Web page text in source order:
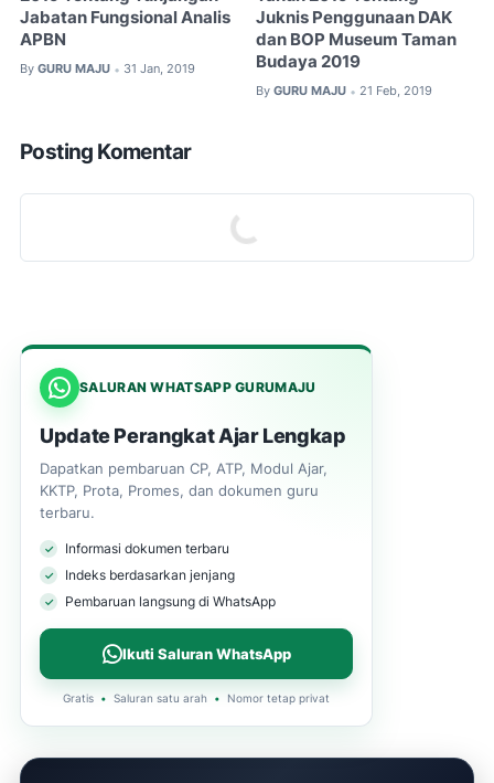
Jabatan Fungsional Analis
APBN
By GURU MAJU • 31 Jan, 2019
Juknis Penggunaan DAK
dan BOP Museum Taman
Budaya 2019
By GURU MAJU • 21 Feb, 2019
Posting Komentar
SALURAN WHATSAPP GURUMAJU
Update Perangkat Ajar Lengkap
Dapatkan pembaruan CP, ATP, Modul Ajar,
KKTP, Prota, Promes, dan dokumen guru
terbaru.
Informasi dokumen terbaru
Indeks berdasarkan jenjang
Pembaruan langsung di WhatsApp
Ikuti Saluran WhatsApp
Gratis • Saluran satu arah • Nomor tetap privat